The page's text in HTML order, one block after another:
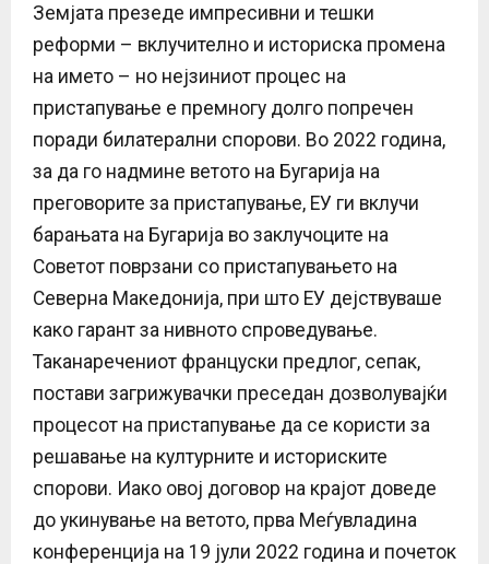
Земјата презеде импресивни и тешки
реформи – вклучително и историска промена
на името – но нејзиниот процес на
пристапување е премногу долго попречен
поради билатерални спорови. Во 2022 година,
за да го надмине ветото на Бугарија на
преговорите за пристапување, ЕУ ги вклучи
барањата на Бугарија во заклучоците на
Советот поврзани со пристапувањето на
Северна Македонија, при што ЕУ дејствуваше
како гарант за нивното спроведување.
Таканаречениот француски предлог, сепак,
постави загрижувачки преседан дозволувајќи
процесот на пристапување да се користи за
решавање на културните и историските
спорови. Иако овој договор на крајот доведе
до укинување на ветото, прва Меѓувладина
конференција на 19 јули 2022 година и почеток